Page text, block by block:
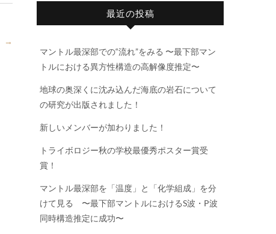
→
最近の投稿
マントル最深部での“流れ”をみる 〜最下部マン
トルにおける異方性構造の高解像度推定〜
地球の奥深くに沈み込んだ海底の岩石について
の研究が出版されました！
新しいメンバーが加わりました！
トライボロジー秋の学校最優秀ポスター賞受
賞！
マントル最深部を「温度」と「化学組成」を分
けて見る 〜最下部マントルにおけるS波・P波
同時構造推定に成功〜